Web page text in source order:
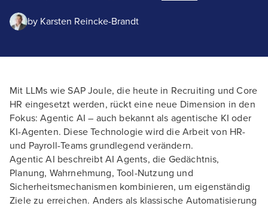
by Karsten Reincke-Brandt
Mit LLMs wie SAP Joule, die heute in Recruiting und Core
HR eingesetzt werden, rückt eine neue Dimension in den
Fokus: Agentic AI – auch bekannt als agentische KI oder
KI-Agenten. Diese Technologie wird die Arbeit von HR-
und Payroll-Teams grundlegend verändern.
Agentic AI beschreibt AI Agents, die Gedächtnis,
Planung, Wahrnehmung, Tool-Nutzung und
Sicherheitsmechanismen kombinieren, um eigenständig
Ziele zu erreichen. Anders als klassische Automatisierung